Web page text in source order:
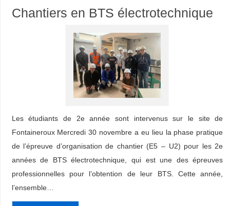
Chantiers en BTS électrotechnique
Les étudiants de 2e année sont intervenus sur le site de
Fontaineroux Mercredi 30 novembre a eu lieu la phase pratique
de l’épreuve d’organisation de chantier (E5 – U2) pour les 2e
années de BTS électrotechnique, qui est une des épreuves
professionnelles pour l’obtention de leur BTS. Cette année,
l’ensemble…